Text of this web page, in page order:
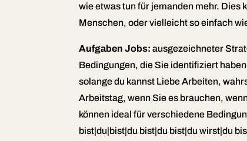
wie etwas tun für jemanden mehr. Dies
Menschen, oder vielleicht so einfach
Aufgaben Jobs:ausgezeichneter
Bedingungen, die Sie identifiziert
solange du kannst Liebe Arbeiten,
Arbeitstag, wenn Sie es brauchen,
können ideal für verschiedene
bist|du|bist|du bist|du bist|du wirst|du